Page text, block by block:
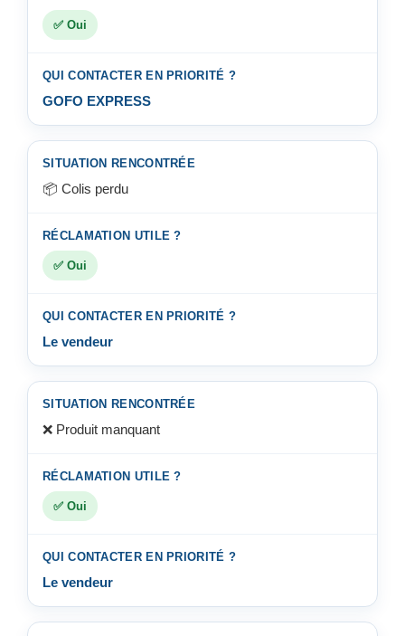
✅ Oui
GOFO EXPRESS
📦 Colis perdu
✅ Oui
Le vendeur
❌ Produit manquant
✅ Oui
Le vendeur